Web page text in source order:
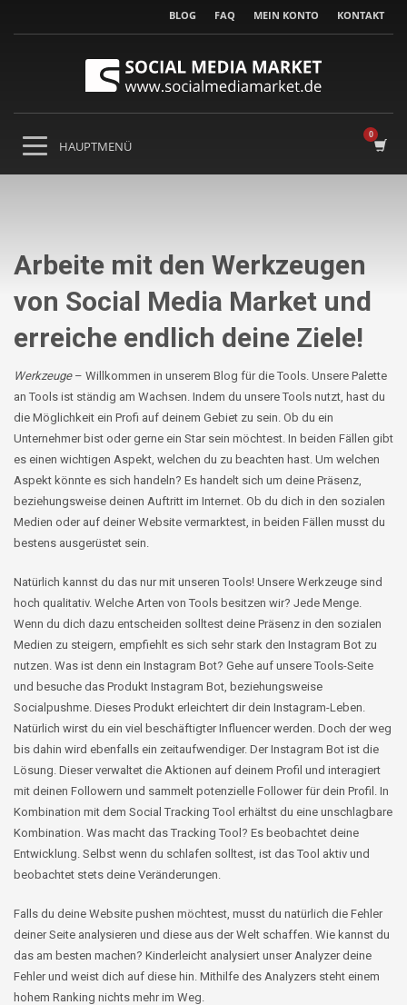
BLOG FAQ MEIN KONTO KONTAKT
Arbeite mit den Werkzeugen
von Social Media Market und
erreiche endlich deine Ziele!
Werkzeuge– Willkommen in unserem Blog für die Tools. Unsere Palette
an Tools ist ständig am Wachsen. Indem du unsere Tools nutzt, hast du
die Möglichkeit ein Profi auf deinem Gebiet zu sein. Ob du ein
Unternehmer bist oder gerne ein Star sein möchtest. In beiden Fällen gibt
es einen wichtigen Aspekt, welchen du zu beachten hast. Um welchen
Aspekt könnte es sich handeln? Es handelt sich um deine Präsenz,
beziehungsweise deinen Auftritt im Internet. Ob du dich in den sozialen
Medien oder auf deiner Website vermarktest, in beiden Fällen musst du
bestens ausgerüstet sein.
Natürlich kannst du das nur mit unseren Tools! Unsere Werkzeuge sind
hoch qualitativ. Welche Arten von Tools besitzen wir? Jede Menge.
Wenn du dich dazu entscheiden solltest deine Präsenz in den sozialen
Medien zu steigern, empfiehlt es sich sehr stark den Instagram Bot zu
nutzen. Was ist denn ein Instagram Bot? Gehe auf unsere Tools-Seite
und besuche das Produkt Instagram Bot, beziehungsweise
Socialpushme. Dieses Produkt erleichtert dir dein Instagram-Leben.
Natürlich wirst du ein viel beschäftigter Influencer werden. Doch der weg
bis dahin wird ebenfalls ein zeitaufwendiger. Der Instagram Bot ist die
Lösung. Dieser verwaltet die Aktionen auf deinem Profil und interagiert
mit deinen Followern und sammelt potenzielle Follower für dein Profil. In
Kombination mit dem Social Tracking Tool erhältst du eine unschlagbare
Kombination. Was macht das Tracking Tool? Es beobachtet deine
Entwicklung. Selbst wenn du schlafen solltest, ist das Tool aktiv und
beobachtet stets deine Veränderungen.
Falls du deine Website pushen möchtest, musst du natürlich die Fehler
deiner Seite analysieren und diese aus der Welt schaffen. Wie kannst du
das am besten machen? Kinderleicht analysiert unser Analyzerdeine
Fehler und weist dich auf diese hin. Mithilfe des Analyzers steht einem
hohem Ranking nichts mehr im Weg.